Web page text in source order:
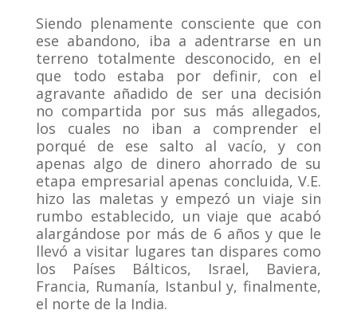
Siendo plenamente consciente que con
ese abandono, iba a adentrarse en un
terreno totalmente desconocido, en el
que todo estaba por definir, con el
agravante añadido de ser una decisión
no compartida por sus más allegados,
los cuales no iban a comprender el
porqué de ese salto al vacío, y con
apenas algo de dinero ahorrado de su
etapa empresarial apenas concluida, V.E.
hizo las maletas y empezó un viaje sin
rumbo establecido, un viaje que acabó
alargándose por más de 6 años y que le
llevó a visitar lugares tan dispares como
los Países Bálticos, Israel, Baviera,
Francia, Rumanía, Istanbul y, finalmente,
el norte de la India.